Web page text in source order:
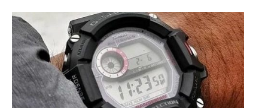
содержимому